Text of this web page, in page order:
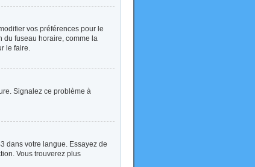
vos préférences pour le
du fuseau horaire, comme la
le faire.
Signalez ce problème à
dans votre langue. Essayez de
Vous trouverez plus